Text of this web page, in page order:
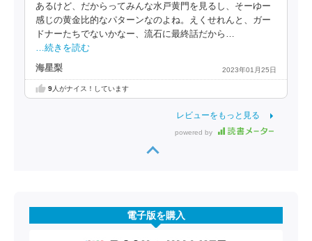
あるけど、だからってみんな水戸黄門を見るし、そーゆー
感じの黄金比的なパターンなのよね。えくせれんと、ガー
ドナーたちでないかなー、流石に最終話だから…
…続きを読む
海星梨 2023年01月25日
9人がナイス！しています
レビューをもっと見る
powered by
電子版を購入